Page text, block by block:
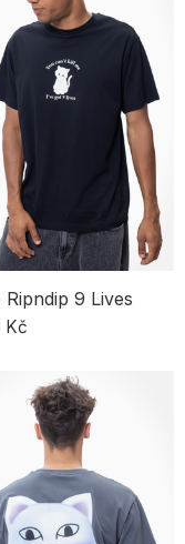
značek jako Nike
triček navržených
je různorodý, tak i
materiálů a vzorů,
oversize trička, slim
tričko na tebe
Nike, pánská
charakter s
, Chaos
RipNDip
,
produkty, které jsou
pečlivě zpracováno s
skvěle zapadnou
Ripndip 9 Lives
Kč